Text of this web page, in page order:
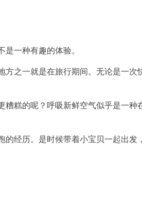
一种有趣的体验。
之一就是在旅行期间。无论是一次
糕的呢？呼吸新鲜空气似乎是一种
经历。是时候带着小宝贝一起出发